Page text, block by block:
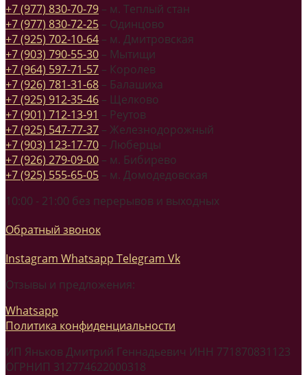
+7 (977) 830-70-79 – м. Теплый стан
+7 (977) 830-72-25 – Одинцово
+7 (925) 702-10-64 – м. Дмитровская
+7 (903) 790-55-30 – Мытищи
+7 (964) 597-71-57 – Королев
+7 (926) 781-31-68 – Балашиха
+7 (925) 912-35-46 – Щелково
+7 (901) 712-13-91 – Реутов
+7 (925) 547-77-37 – Железнодорожный
+7 (903) 123-17-70 – Люберцы
+7 (926) 279-09-00 – м. Бибирево
+7 (925) 555-65-05 – м. Домодедовская
10:00 - 21:00 без перерывов и выходных
Обратный звонок
Instagram Whatsapp Telegram Vk
Отзывы и предложения:
Whatsapp
Политика конфиденциальности
ИП Яньков Дмитрий Геннадьевич ИНН 771870831123
ОГРНИП 312774622000318